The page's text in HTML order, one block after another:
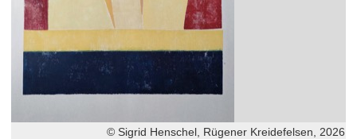
© Sigrid Henschel, Rügener Kreidefelsen, 2026